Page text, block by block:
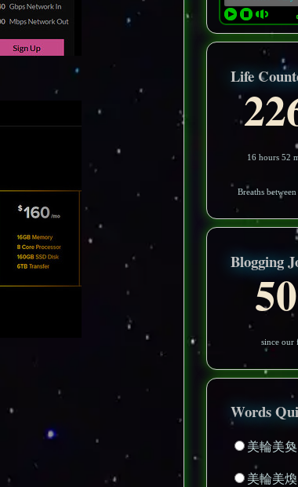
Life
16 hours 52
Breaths
Blogging
since our
Words
美輪美奐
美輪美煥